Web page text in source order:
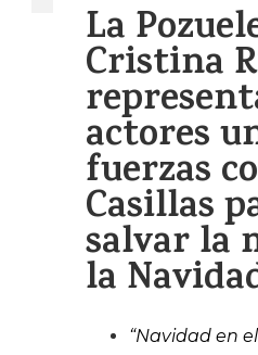
La
Cristina
actores
fuerzas
Casillas
salvar la
la
“Navidad en